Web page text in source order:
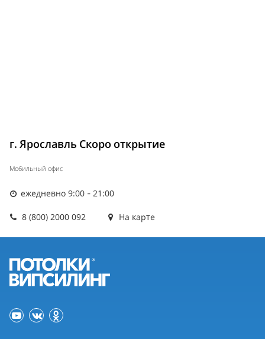
г. Ярославль Скоро открытие
Мобильный офис
ежедневно 9:00 - 21:00
8 (800) 2000 092 На карте